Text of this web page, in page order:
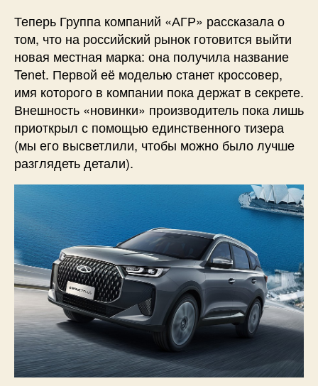
Теперь Группа компаний «АГР» рассказала о
том, что на российский рынок готовится выйти
новая местная марка: она получила название
Tenet. Первой её моделью станет кроссовер,
имя которого в компании пока держат в секрете.
Внешность «новинки» производитель пока лишь
приоткрыл с помощью единственного тизера
(мы его высветлили, чтобы можно было лучше
разглядеть детали).